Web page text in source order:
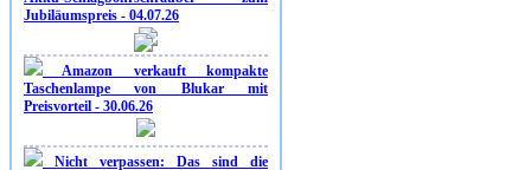
Jubiläumspreis - 04.07.26
Amazon verkauft kompakte
Taschenlampe von Blukar mit
Preisvorteil - 30.06.26
Nicht verpassen: Das sind die